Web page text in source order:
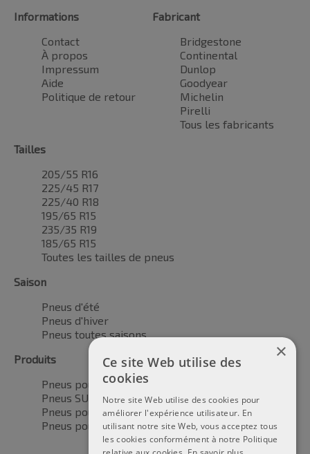
Informations
Contact
À propos
Impressum
Aide
Politique de retour
Fabricant
Bridgestone
Continental
Dunlop
Goodyear
Michelin
Pirelli
Tous les fabricants
Tailles
205/55 R16
225/45 R17
225/40 R18
195/65 R15
235/35 R19
185/65 R15
Toutes les tailles de pneus
Saison
Pneus d'été
Pneus d'hiver
Pneus toutes saisons
Produits
Pneus pour voitures
Pneus SUV / 4x4
Pneus pour camionnettes
Pneus pour motos
×
Ce site Web utilise des
cookies
Notre site Web utilise des cookies pour
améliorer l'expérience utilisateur. En
utilisant notre site Web, vous acceptez tous
les cookies conformément à notre Politique